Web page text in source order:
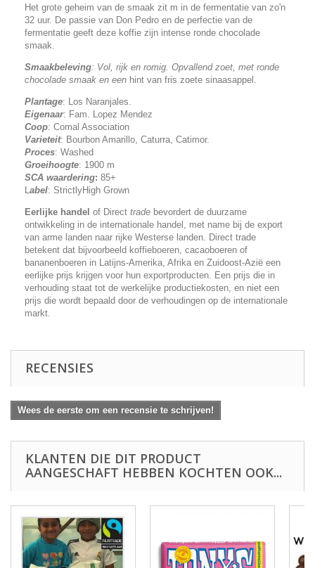
Het grote geheim van de smaak zit m in de fermentatie van zo'n
32 uur. De passie van Don Pedro en de perfectie van de
fermentatie geeft deze koffie zijn intense ronde chocolade
smaak.
Smaakbeleving: Vol, rijk en romig. Opvallend zoet, met ronde
chocolade smaak en een hint van fris zoete sinaasappel.
Plantage: Los Naranjales.
Eigenaar: Fam. Lopez Mendez
Coop: Comal Association
Varieteit: Bourbon Amarillo, Caturra, Catimor.
Proces: Washed
Groeihoogte: 1900 m
SCA waardering: 85+
Label: StrictlyHigh Grown
Eerlijke handel of Direct trade bevordert de duurzame
ontwikkeling in de internationale handel, met name bij de export
van arme landen naar rijke Westerse landen. Direct trade
betekent dat bijvoorbeeld koffieboeren, cacaoboeren of
bananenboeren in Latijns-Amerika, Afrika en Zuidoost-Azië een
eerlijke prijs krijgen voor hun exportproducten. Een prijs die in
verhouding staat tot de werkelijke productiekosten, en niet een
prijs die wordt bepaald door de verhoudingen op de internationale
markt.
RECENSIES
Wees de eerste om een recensie te schrijven!
KLANTEN DIE DIT PRODUCT
AANGESCHAFT HEBBEN KOCHTEN OOK...